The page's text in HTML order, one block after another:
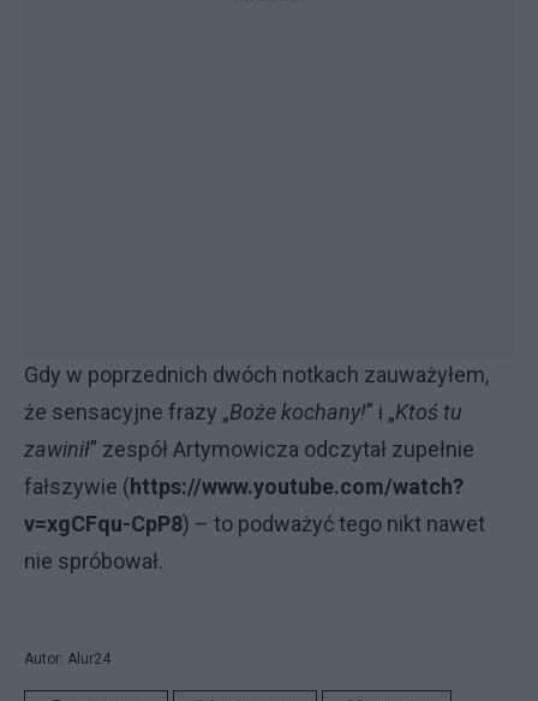
Gdy w poprzednich dwóch notkach zauważyłem,
że sensacyjne frazy „Boże kochany!” i „Ktoś tu
zawinił” zespół Artymowicza odczytał zupełnie
fałszywie (https://www.youtube.com/watch?
v=xgCFqu-CpP8) – to podważyć tego nikt nawet
nie spróbował.
Autor: Alur24